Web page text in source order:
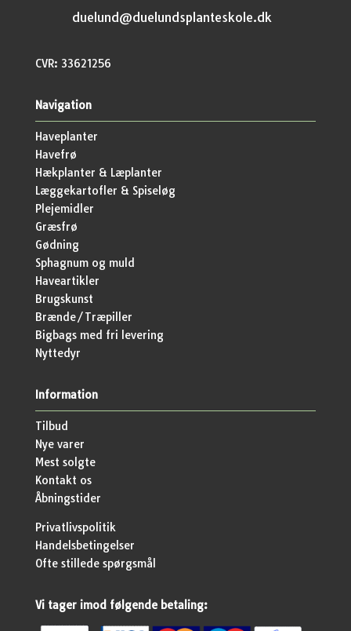
duelund@duelundsplanteskole.dk
CVR: 33621256
Navigation
Haveplanter
Havefrø
Hækplanter & Læplanter
Læggekartofler & Spiseløg
Plejemidler
Græsfrø
Gødning
Sphagnum og muld
Haveartikler
Brugskunst
Brænde/Træpiller
Bigbags med fri levering
Nyttedyr
Information
Tilbud
Nye varer
Mest solgte
Kontakt os
Åbningstider
Privatlivspolitik
Handelsbetingelser
Ofte stillede spørgsmål
Vi tager imod følgende betaling: